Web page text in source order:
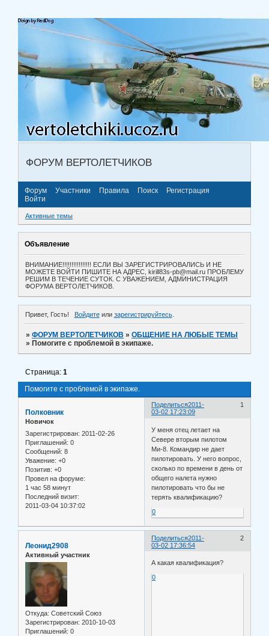
ФОРУМ ВЕРТОЛЕТЧИКОВ
Форум Участники Правила Поиск
Регистрация
Войти
Активные темы
Объявление
ВНИМАНИЕ!!!!!!!!!!!!!!!! ЕСЛИ ВЫ ЗАРЕГИСТРИРОВАЛИСЬ И НЕ
МОЖЕТЕ ВОЙТИ ПИШИТЕ НА АДРЕС, kirill83s-pb@mail.ru ПРОБЛЕМУ
РЕШИМ В ТЕЧЕНИЕ СУТОК. С УВАЖЕНИЕМ, АДМИНИСТРАЦИЯ
ФОРУМА ВЕРТОЛЕТЧИКОВ.
Привет, Гость! Войдитеили зарегистрируйтесь.
»ФОРУМ ВЕРТОЛЕТЧИКОВ »ОБЩЕНИЕ НА ЛЮБЫЕ ТЕМЫ
» Помогите с проблемой в экипаже.
Помогите с проблемой в экипаже.
Страница:1
Поделиться 1
2011-
03-02 17:23:09
Полковник
Новичок
Зарегистрирован: 2011-02-26
Приглашений: 0
Сообщений: 8
Уважение: +0
Позитив: +0
Провел на форуме:
1 час 58 минут
Последний визит:
2011-03-04 10:37:02
У меня отец летает на
Севере вторым пилотом
Ми-8. Командир не дает
пилотировать. У него вопрос,
сколько по времени в день от
общего налета нужно
пилотировать что бы не
терять квалификацию?
0
Поделиться 2
2011-
03-02 17:36:54
Леонид2908
Активный участник
Откуда: Советский Союз
Зарегистрирован: 2010-10-03
Приглашений: 0
А какая квалификация?
0